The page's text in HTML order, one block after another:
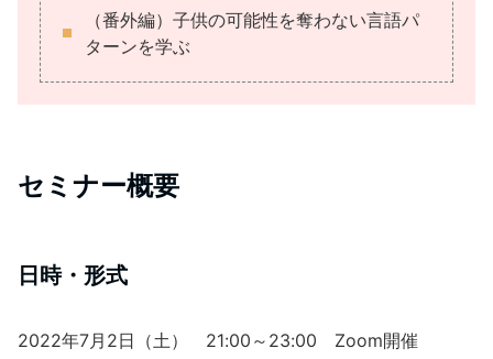
（番外編）子供の可能性を奪わない言語パ
ターンを学ぶ
セミナー概要
日時・形式
2022年7月2日（土） 21:00～23:00 Zoom開催